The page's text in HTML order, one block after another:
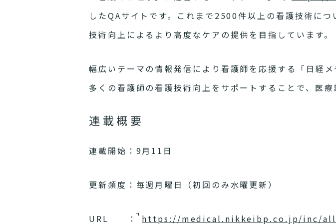
したQAサイトです。これまで2500件以上の看護技術に
技術向上によるより高度なケアの提供を目指しています。
幅広いテーマの情報発信により看護師を応援する「日経
多くの看護師の看護技術向上をサポートすることで、医療
連載概要
連載開始：9月11日
更新頻度：毎週月曜日（初回のみ水曜更新）
URL ： https://medical.nikkeibp.co.jp/inc/